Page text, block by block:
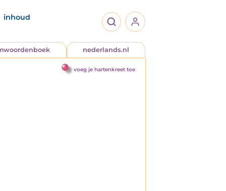
inhoud
nederlands.nl
voeg je hartenkreet toe